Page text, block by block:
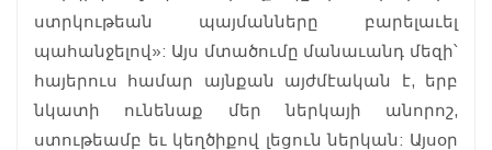
ստրկութեան պայմանները բարելաւել
պահանջելով»: Այս մտածումը մանաւանդ մեզի՝
հայերուս համար այնքան այժմէական է, երբ
նկատի ունենաք մեր ներկայի անորոշ,
ստութեամբ եւ կեղծիքով լեցուն ներկան: Այսօր